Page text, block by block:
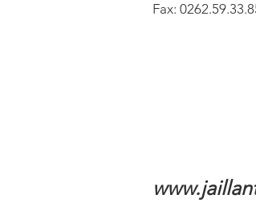
Fax: